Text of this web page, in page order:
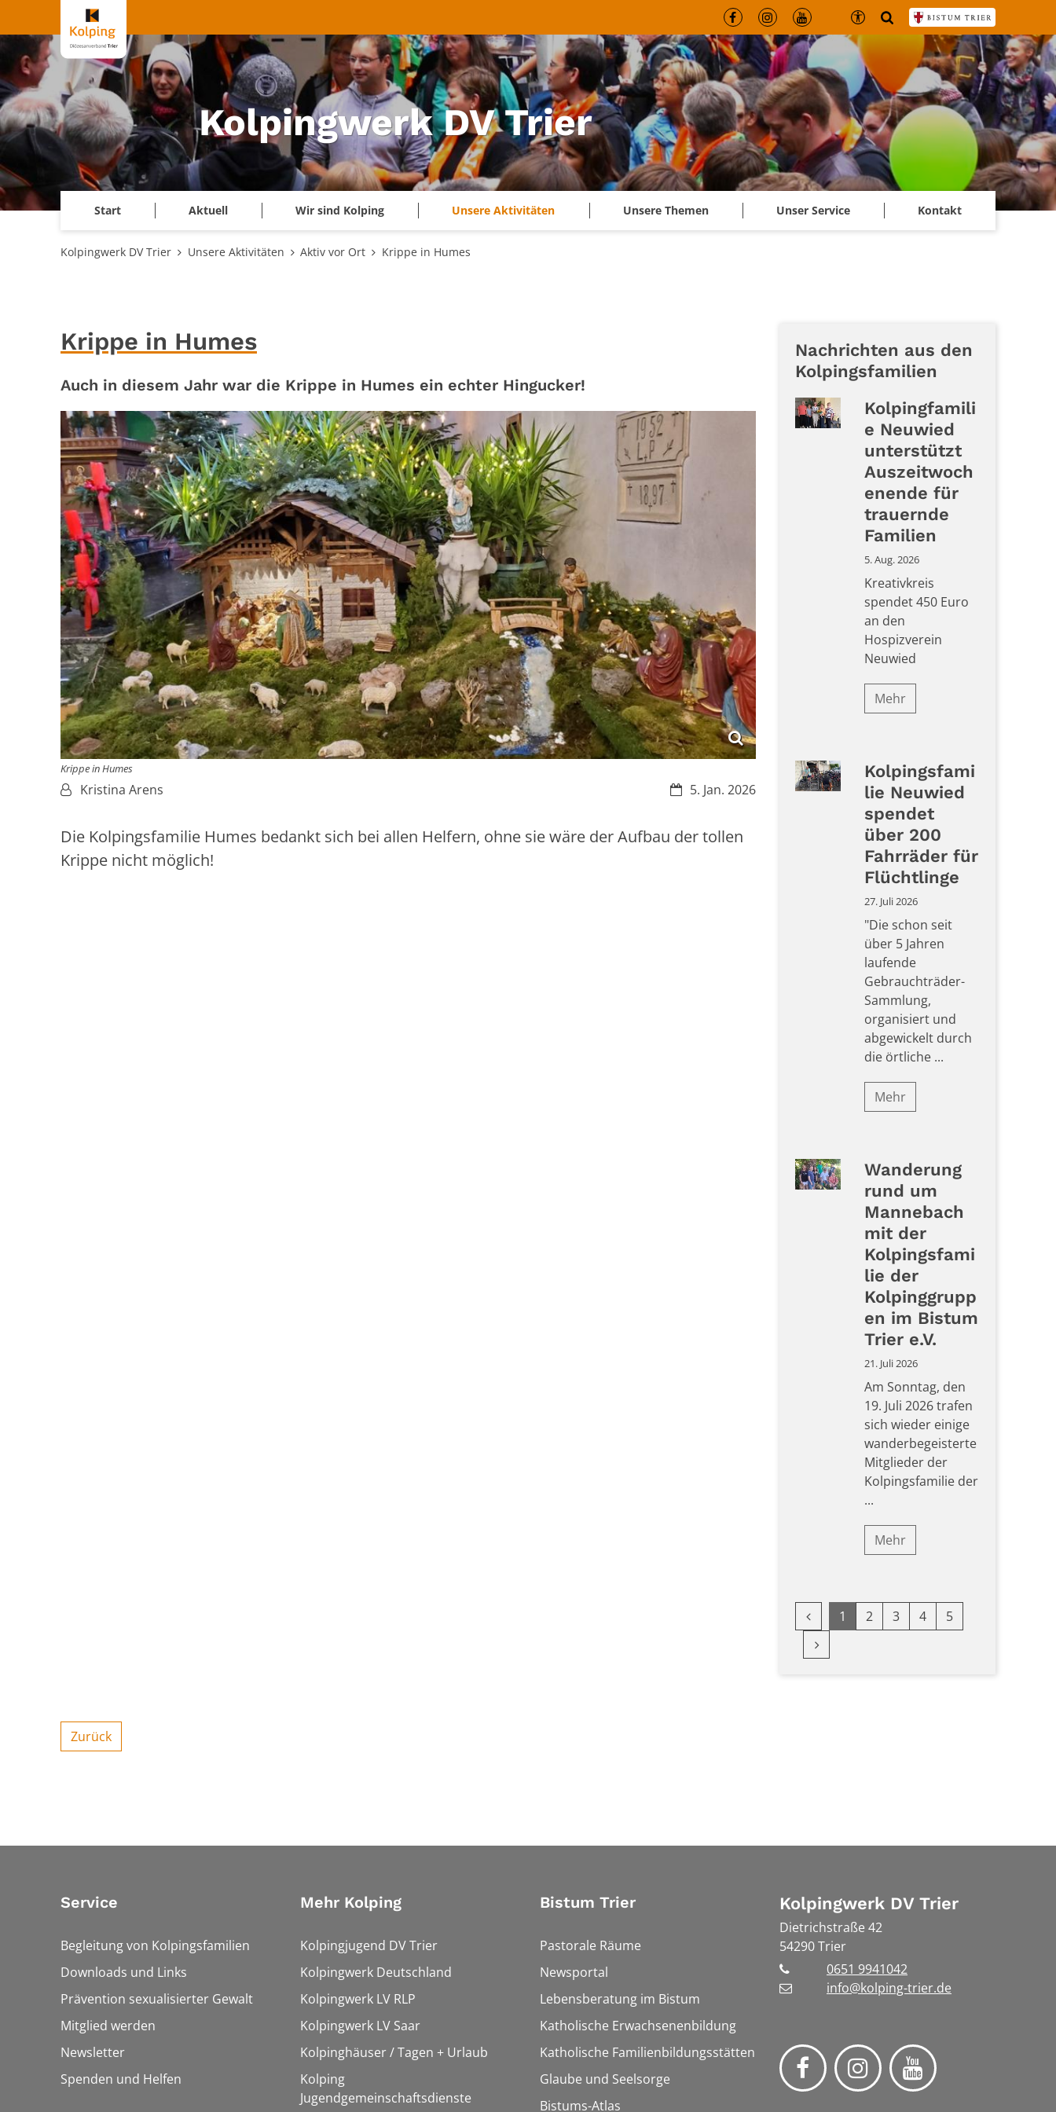
Zum Inhalt springen
Kolpingwerk DV Trier
Start Aktuell Wir sind Kolping Unsere Aktivitäten Unsere Themen Unser Service Kontakt
Kolpingwerk DV Trier Unsere Aktivitäten Aktiv vor Ort Krippe in Humes
Krippe in Humes
Auch in diesem Jahr war die Krippe in Humes ein echter Hingucker!
Krippe in Humes
Datum:5. Jan. 2026
Von:Kristina Arens
Die Kolpingsfamilie Humes bedankt sich bei allen Helfern, ohne sie wäre der Aufbau der tollen
Krippe nicht möglich!
Nachrichten aus den
Kolpingsfamilien
Kolpingfamili
e Neuwied
unterstützt
Auszeitwoch
enende für
trauernde
Familien
5. Aug. 2026
Kreativkreis
spendet 450 Euro
an den
Hospizverein
Neuwied
Mehr
Kolpingsfami
lie Neuwied
spendet
über 200
Fahrräder für
Flüchtlinge
27. Juli 2026
"Die schon seit
über 5 Jahren
laufende
Gebrauchträder-
Sammlung,
organisiert und
abgewickelt durch
die örtliche ...
Mehr
Wanderung
rund um
Mannebach
mit der
Kolpingsfami
lie der
Kolpinggrupp
en im Bistum
Trier e.V.
21. Juli 2026
Am Sonntag, den
19. Juli 2026 trafen
sich wieder einige
wanderbegeisterte
Mitglieder der
Kolpingsfamilie der
...
Mehr
Vorherige Seite
1 2 3 4
5
Nächste Seite
Zurück
Service
Begleitung von Kolpingsfamilien
Downloads und Links
Prävention sexualisierter Gewalt
Mitglied werden
Newsletter
Spenden und Helfen
Mehr Kolping
Kolpingjugend DV Trier
Kolpingwerk Deutschland
Kolpingwerk LV RLP
Kolpingwerk LV Saar
Kolpinghäuser / Tagen + Urlaub
Kolping
Jugendgemeinschaftsdienste
Bistum Trier
Pastorale Räume
Newsportal
Lebensberatung im Bistum
Katholische Erwachsenenbildung
Katholische Familienbildungsstätten
Glaube und Seelsorge
Bistums-Atlas
Kolpingwerk DV Trier
Dietrichstraße 42
54290Trier
0651 9941042
info@kolping-trier.de